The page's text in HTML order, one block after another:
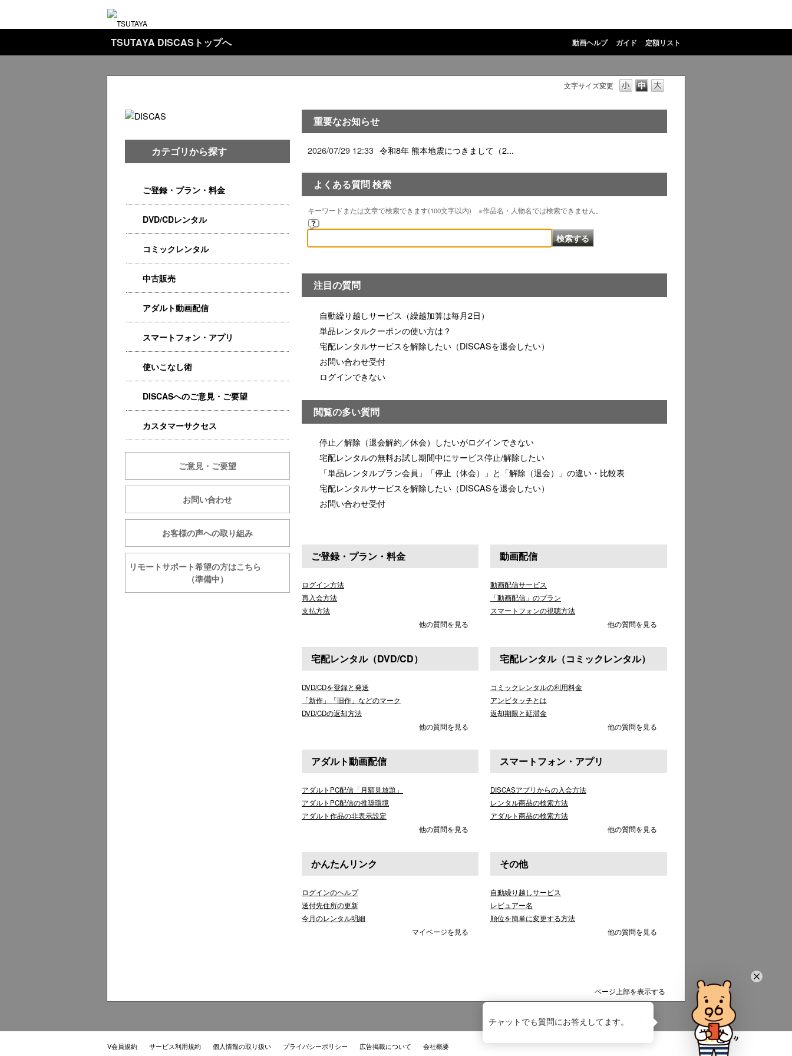
TSUTAYA DISCASトップへ 動画ヘルプ ガイド 定額リスト
文字サイズ変更
カテゴリから探す
ご登録・プラン・料金
DVD/CDレンタル
コミックレンタル
中古販売
アダルト動画配信
スマートフォン・アプリ
使いこなし術
DISCASへのご意見・ご要望
カスタマーサクセス
ご意見・ご要望
お問い合わせ
お客様の声への取り組み
リモートサポート希望の方はこちら
（準備中）
重要なお知らせ
2026/07/29 12:33 令和8年 熊本地震につきまして（2...
よくある質問 検索
キーワードまたは文章で検索できます(100文字以内) ※作品名・人物名では検索できません。
注目の質問
自動繰り越しサービス（繰越加算は毎月2日）
単品レンタルクーポンの使い方は？
宅配レンタルサービスを解除したい（DISCASを退会したい）
お問い合わせ受付
ログインできない
閲覧の多い質問
停止／解除（退会解約／休会）したいがログインできない
宅配レンタルの無料お試し期間中にサービス停止/解除したい
「単品レンタルプラン会員」「停止（休会）」と「解除（退会）」の違い・比較表
宅配レンタルサービスを解除したい（DISCASを退会したい）
お問い合わせ受付
ご登録・プラン・料金
ログイン方法
再入会方法
支払方法
他の質問を見る
動画配信
動画配信サービス
「動画配信」のプラン
スマートフォンの視聴方法
他の質問を見る
宅配レンタル（DVD/CD）
DVD/CDを登録と発送
「新作」「旧作」などのマーク
DVD/CDの返却方法
他の質問を見る
宅配レンタル（コミックレンタル）
コミックレンタルの利用料金
アンビタッチとは
返却期限と延滞金
他の質問を見る
アダルト動画配信
アダルトPC配信「月額見放題」
アダルトPC配信の推奨環境
アダルト作品の非表示設定
他の質問を見る
スマートフォン・アプリ
DISCASアプリからの入会方法
レンタル商品の検索方法
アダルト商品の検索方法
他の質問を見る
かんたんリンク
ログインのヘルプ
送付先住所の更新
今月のレンタル明細
マイページを見る
その他
自動繰り越しサービス
レビュアー名
順位を簡単に変更する方法
他の質問を見る
ページ上部を表示する
V会員規約 サービス利用規約 個人情報の取り扱い プライバシーポリシー 広告掲載について 会社概要
チャットでも質問にお答えしてます。